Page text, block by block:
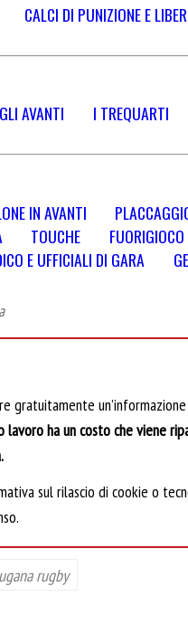
CALCI DI PUNIZIONE E
GLI AVANTI I TREQUARTI
IN AVANTI
TOUCHE
FUORIGIOCO
E UFFICIALI DI GARA
gratuitamente
lavoro ha un costo che viene
sul rilascio di cookie o
rugby